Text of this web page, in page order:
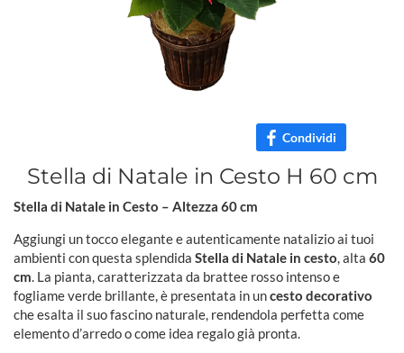
Condividi
Stella di Natale in Cesto H 60 cm
Stella di Natale in Cesto – Altezza 60 cm
Aggiungi un tocco elegante e autenticamente natalizio ai tuoi
ambienti con questa splendida Stella di Natale in cesto , alta 60
cm . La pianta, caratterizzata da brattee rosso intenso e
fogliame verde brillante, è presentata in uncesto decorativo
che esalta il suo fascino naturale, rendendola perfetta come
elemento d’arredo o come idea regalo già pronta.